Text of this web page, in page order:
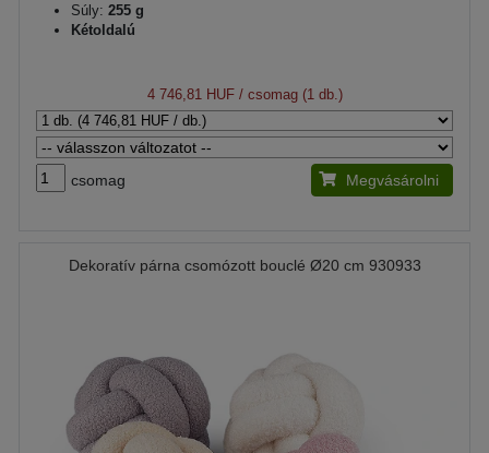
Súly: 255 g
Kétoldalú
4 746,81 HUF/ csomag (1 db.)
csomag Megvásárolni
Dekoratív párna csomózott bouclé Ø20 cm 930933